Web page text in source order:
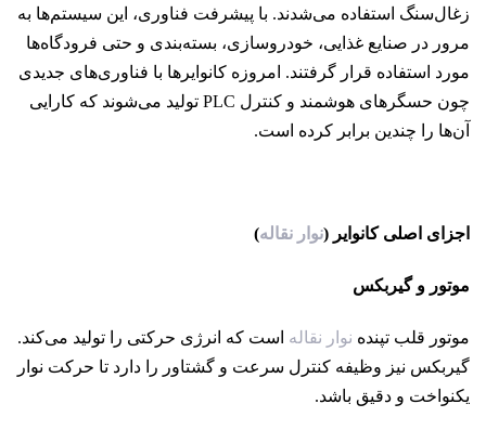
زغال‌سنگ استفاده می‌شدند. با پیشرفت فناوری، این سیستم‌ها به
مرور در صنایع غذایی، خودروسازی، بسته‌بندی و حتی فرودگاه‌ها
مورد استفاده قرار گرفتند. امروزه کانوایرها با فناوری‌های جدیدی
چون حسگرهای هوشمند و کنترل PLC تولید می‌شوند که کارایی
آن‌ها را چندین برابر کرده است.
اجزای اصلی کانوایر (نوار نقاله)
موتور و گیربکس
موتور قلب تپنده نوار نقاله است که انرژی حرکتی را تولید می‌کند.
گیربکس نیز وظیفه کنترل سرعت و گشتاور را دارد تا حرکت نوار
یکنواخت و دقیق باشد.